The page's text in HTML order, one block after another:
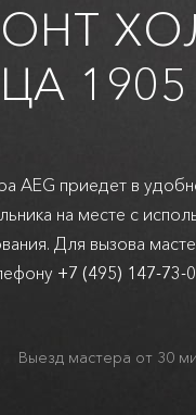
AEG приедет в
на месте с
Для вызова
+7 (495) 147-73-
Выезд мастера от 30